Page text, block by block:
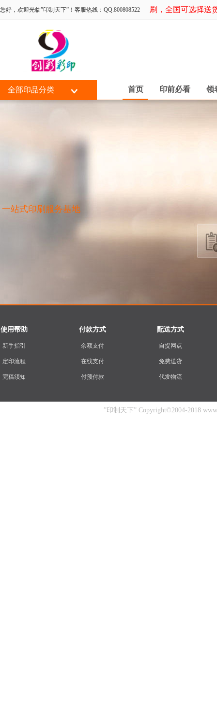
您好，欢迎光临”印制天下”！客服热线：QQ:800808522专为同行印刷，全国可选择送货
全部印品分类 首页 印前必看 领
一站式印刷服务基地
使用帮助
新手指引
定印流程
完稿须知
付款方式
余额支付
在线支付
付预付款
配送方式
自提网点
免费送货
代发物流
”印制天下” Copyright©2004-2018